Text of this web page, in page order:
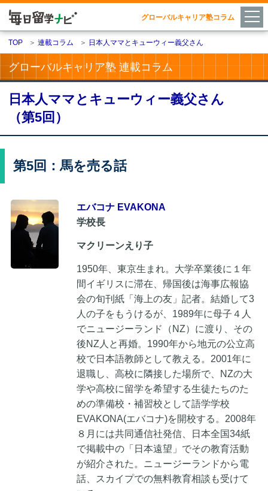
グローバルキャリア塾コラム
TOP ＞ 連載コラム ＞ 日本人ママとキューウィー義父さん
グローバルキャリア塾 連載コラム
日本人ママとキューウィー義父さん
（第5回）
第5回：馬を売る話
エバコナ EVAKONA
学校長
マクリーンえり子
1950年、東京生まれ。大学卒業後に１年
間イギリスに滞在、帰国後は海事広報協
会の旬刊紙「海上の友」記者。結婚して3
人の子をもうけるが、1989年に母子４人
でニュージーランド（NZ）に渡り、その
後NZ人と再婚。1990年から地元の公立高
校で日本語教師として教える。2001年に
退職し、高校に隣接した場所で、NZの大
学や高校に留学を希望する生徒たちのた
めの準備校・補習校として語学学校
EVAKONA(エバコナ)を開校する。2008年
８月には共同通信社発信、日本全国34紙
で掲載中の「日本遠望」でその教育活動
が紹介された。ニュージーランドから電
話、スカイプでの無料教育相談も受けて